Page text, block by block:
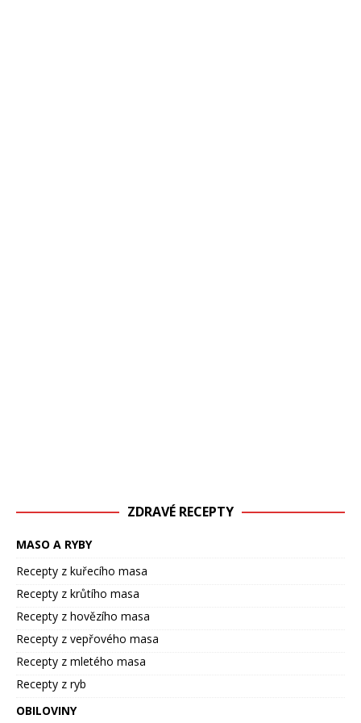
ZDRAVÉ RECEPTY
MASO A RYBY
Recepty z kuřecího masa
Recepty z krůtího masa
Recepty z hovězího masa
Recepty z vepřového masa
Recepty z mletého masa
Recepty z ryb
OBILOVINY